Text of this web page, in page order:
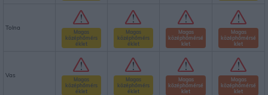
Tolna
Magas
középhőmérs
éklet
Magas
középhőmérs
éklet
Magas
középhőmérsé
klet
Magas
középhőmérsé
klet
Vas
Magas
középhőmérs
éklet
Magas
középhőmérs
éklet
Magas
középhőmérsé
klet
Magas
középhőmérsé
klet